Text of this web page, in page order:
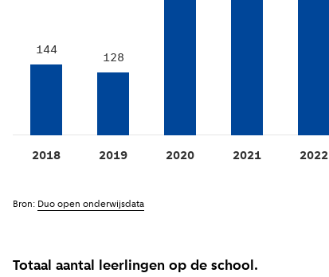
Totaal aantal leerlingen op de school.
2018
144
2019
128
2020 2021 2022
Bron: Duo open onderwijsdata